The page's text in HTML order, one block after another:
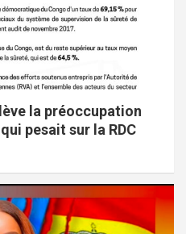
la préoccupation
pesait sur la RDC